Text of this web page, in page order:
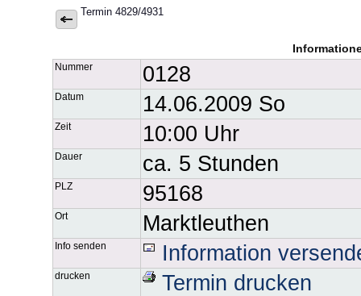
Termin 4829/4931
Nummer 0128
Datum 14.06.2009 So
Zeit 10:00 Uhr
Dauer ca. 5 Stunden
PLZ 95168
Ort Marktleuthen
Info senden Information
drucken Termin drucken